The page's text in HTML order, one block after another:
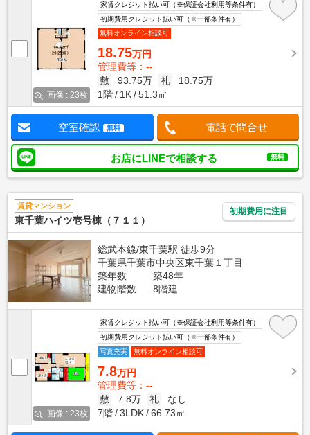
画像 : 23枚
家賃クレジット払い可（※保証会社利用等条件有）
初期費用クレジット払い可（※一部条件有）
無料オンライン相談可
18.75万円
管理費等：--
敷
93.75万 礼
18.75万
1階
1K 51.3㎡
空室確認 無料 電話で問合せ
お店にLINEで相談する 無料
賃貸マンション
東千葉ハイツ壱号棟（７１１）
初期費用に注目
総武本線/東千葉駅 徒歩9分
千葉県千葉市中央区東千葉１丁目
築年数
築48年
建物階数
8階建
画像 : 23枚
家賃クレジット払い可（※保証会社利用等条件有）
初期費用クレジット払い可（※一部条件有）
写真充実
無料オンライン相談可
7.8万円
管理費等：--
敷
7.8万 礼
なし
7階
3LDK 66.73㎡